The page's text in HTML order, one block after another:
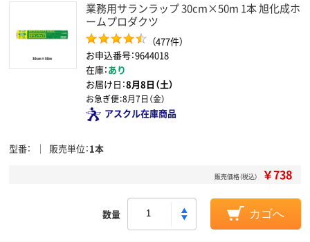
業務用サランラップ 30cm×50m 1本 旭化成ホ
ームプロダクツ
（477件）
お申込番号：9644018
在庫：あり
お届け日：8月8日（土）
お急ぎ便：8月7日（金）
アスクル在庫商品
型番 販売単位 1本
販売価格（税込） ￥738
数量 カゴへ